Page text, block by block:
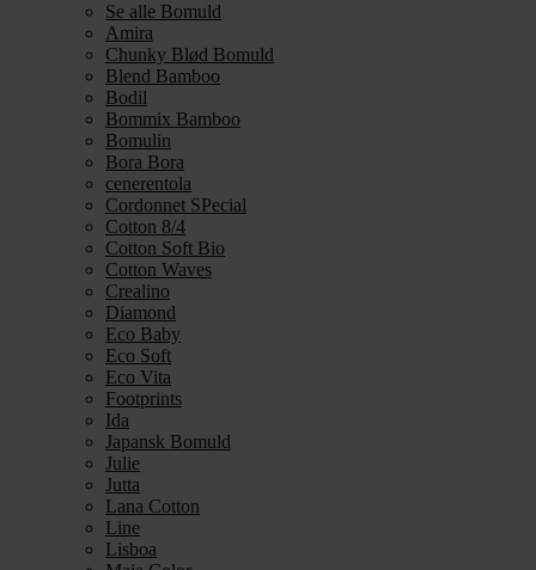
Se alle Bomuld
Amira
Chunky Blød Bomuld
Blend Bamboo
Bodil
Bommix Bamboo
Bomulin
Bora Bora
cenerentola
Cordonnet SPecial
Cotton 8/4
Cotton Soft Bio
Cotton Waves
Crealino
Diamond
Eco Baby
Eco Soft
Eco Vita
Footprints
Ida
Japansk Bomuld
Julie
Jutta
Lana Cotton
Line
Lisboa